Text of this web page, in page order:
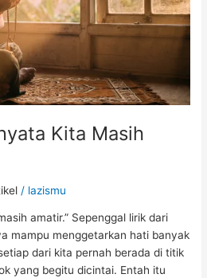
Kita Masih
/ lazismu
amatir.” Sepenggal lirik dari
mampu menggetarkan hati banyak
dari kita pernah berada di titik
yang begitu dicintai. Entah itu